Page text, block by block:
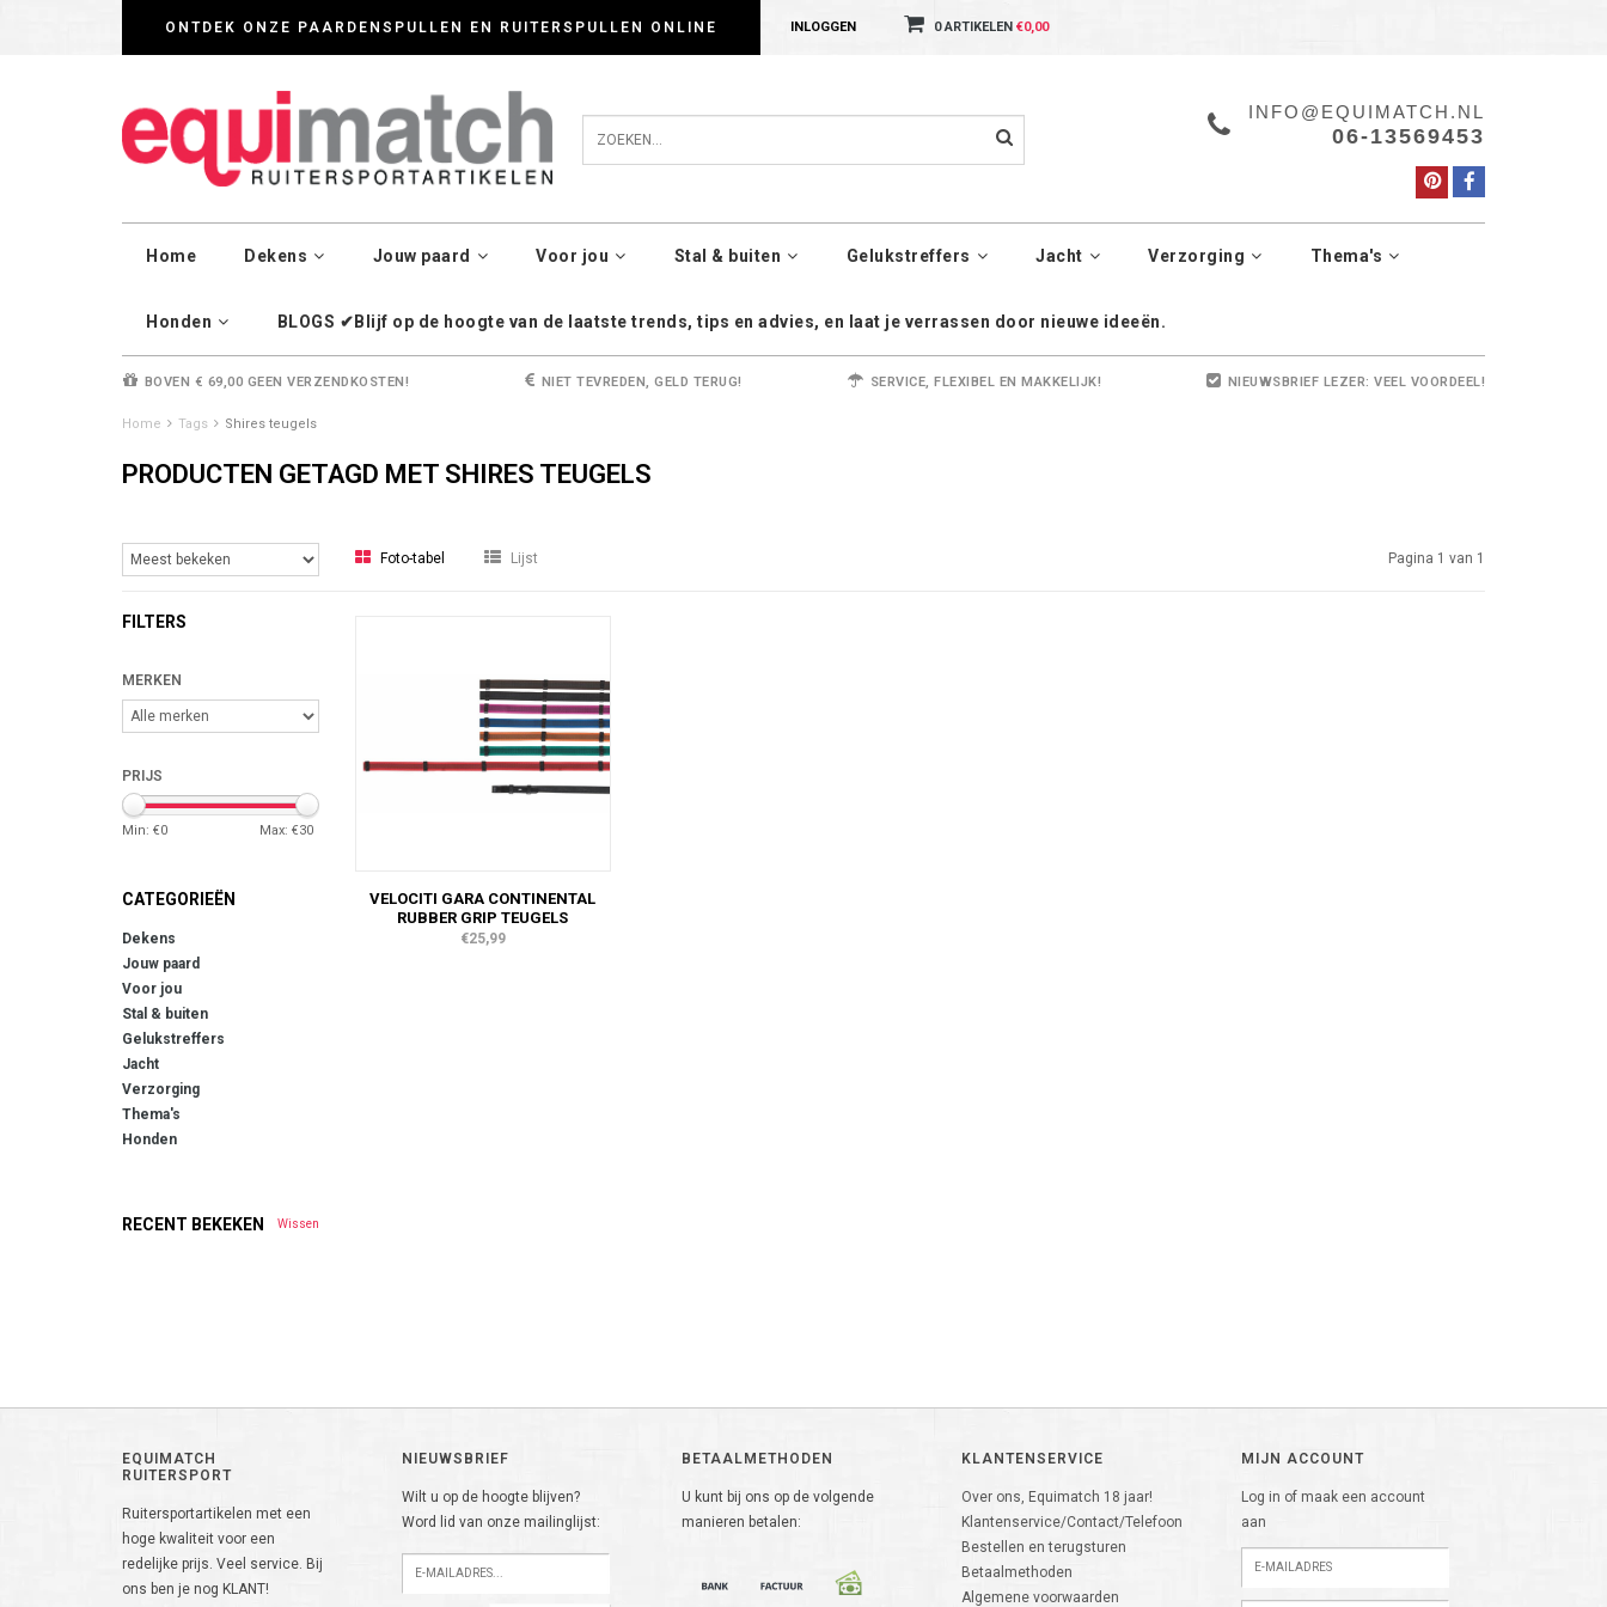
ONTDEK ONZE PAARDENSPULLEN EN RUITERSPULLEN ONLINE INLOGGEN 0 ARTIKELEN €0,00
INFO@EQUIMATCH.NL
06-13569453
Home Dekens Jouw paard Voor jou Stal & buiten Gelukstreffers Jacht Verzorging Thema's
Honden BLOGS ✔Blijf op de hoogte van de laatste trends, tips en advies, en laat je verrassen door nieuwe ideeën.
BOVEN € 69,00 GEEN VERZENDKOSTEN! NIET TEVREDEN, GELD TERUG! SERVICE, FLEXIBEL EN MAKKELIJK! NIEUWSBRIEF LEZER: VEEL VOORDEEL!
Home Tags Shires teugels
PRODUCTEN GETAGD MET SHIRES TEUGELS
Foto-tabel Lijst Pagina 1 van 1
FILTERS
MERKEN
PRIJS
Min: €0 Max: €30
CATEGORIEËN
Dekens
Jouw paard
Voor jou
Stal & buiten
Gelukstreffers
Jacht
Verzorging
Thema's
Honden
RECENT BEKEKEN Wissen
VELOCITI GARA CONTINENTAL
RUBBER GRIP TEUGELS
€25,99
EQUIMATCH
RUITERSPORT
Ruitersportartikelen met een
hoge kwaliteit voor een
redelijke prijs. Veel service. Bij
ons ben je nog KLANT!
NIEUWSBRIEF
Wilt u op de hoogte blijven?
Word lid van onze mailinglijst:
BETAALMETHODEN
U kunt bij ons op de volgende
manieren betalen:
KLANTENSERVICE
Over ons, Equimatch 18 jaar!
Klantenservice/Contact/Telefoon
Bestellen en terugsturen
Betaalmethoden
Algemene voorwaarden
MIJN ACCOUNT
Log in of maak een account
aan
Wij werken zorgvuldig met cookies. Kijk gerust voor meer informatie op onze Privacy Policy pagina.